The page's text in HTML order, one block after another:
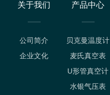
关于我们
公司简介
企业文化
产品中心
贝克曼温度计
麦氏真空表
U形管真空计
水银气压表